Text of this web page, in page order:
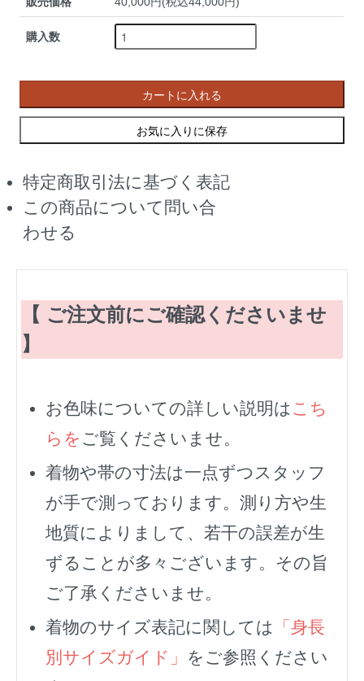
購入数
カートに入れる
お気に入りに保存
特定商取引法に基づく表記
この商品について問い合
わせる
【 ご注文前にご確認くださいませ
】
お色味についての詳しい説明は こち
らを ご覧くださいませ。
着物や帯の寸法は一点ずつスタッフ
が手で測っております。測り方や生
地質によりまして、若干の誤差が生
ずることが多々ございます。その旨
ご了承くださいませ。
着物のサイズ表記に関しては
「身長
別サイズガイド」 をご参照ください